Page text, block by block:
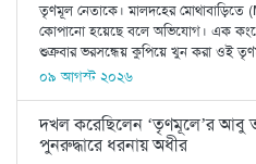
তৃণমূল নেতাকে। মালদহের
কোপানো হয়েছে বলে অভিযোগ। এক
শুক্রবার ভরসন্ধেয় কুপিয়ে খুন করা ওই
০৯ আগস্ট ২০২৬
দখল করেছিলেন ‘তৃণমূলে’র আবু
পুনরুদ্ধারে ধরনায় অধীর